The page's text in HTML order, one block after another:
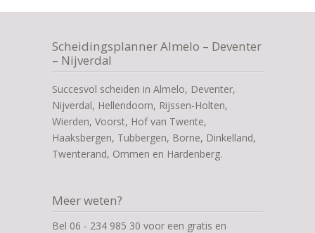
Scheidingsplanner Almelo – Deventer
– Nijverdal
Succesvol scheiden in Almelo, Deventer,
Nijverdal, Hellendoorn, Rijssen-Holten,
Wierden, Voorst, Hof van Twente,
Haaksbergen, Tubbergen, Borne, Dinkelland,
Twenterand, Ommen en Hardenberg.
Meer weten?
Bel 06 - 234 985 30 voor een gratis en